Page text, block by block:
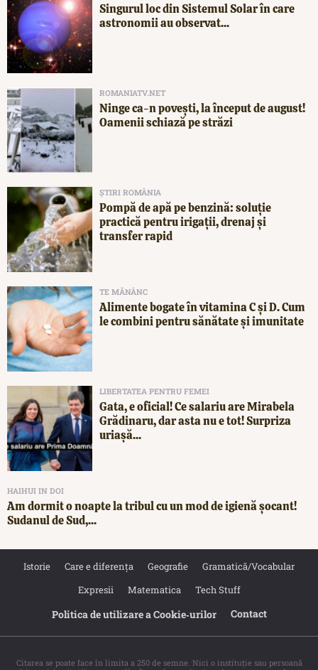
Singurul loc din Sistemul Solar în care
astronomii au observat...
ROMANIATV.NET
Ninge ca-n povești, la început de august!
Oamenii schiază pe străzi
ȘTIRI ROMÂNIA
Pompă de apă pe benzină: soluție
practică pentru irigații, drenaj și
transfer rapid
TE MĂNÂNC
Alimente bogate în vitamina C și D. Cum
le combini pentru sănătate și imunitate
LIBERTATEA PENTRU FEMEI
Gata, e oficial! Ce salariu are Mirabela
Grădinaru, dar asta nu e tot! Surpriza
uriașă...
HAIHUI IN DOI
Am dormit o noapte la tribul cu un mod de igienă șocant!
Sudanul de Sud,...
Istorie Care e diferența Geografie
Gramatică/Vocabular
Expresii
Matematica Tech Stuff
Politica de utilizare a Cookie‐urilor Contact
Citarea se poate face în limita a 250 de semne. Nici o instituţie sau persoană